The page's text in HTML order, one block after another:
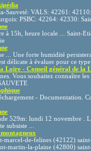
Sauveté: VALS: 42261:
PSBC: 42264: 42330:
à 15h, heure locale ... Saint-
... Une forte humidité
délicate à évaluer pour ce
Loire - Conseil général de la
Vous souhaitez connaître
- Documentation.
529m: lundi 12 novembre .
subsiste ...
marcel-de-felines (42122)
martin-la-plaine (42800)